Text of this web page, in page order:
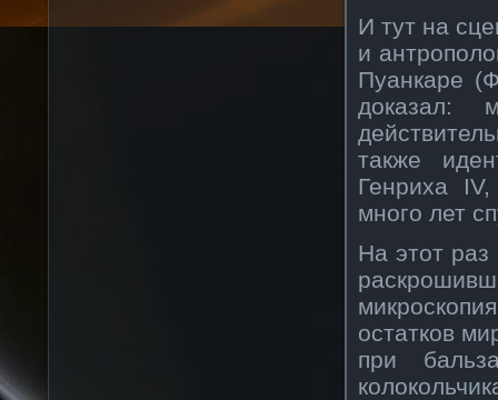
И тут на
и
Пуанкаре
доказал:
также
Генриха
много лет
На этот раз
остатков
при